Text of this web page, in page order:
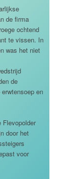
de firma
ochtend
te vissen. In
was het niet
de
en
Flevopolder
door het
voor